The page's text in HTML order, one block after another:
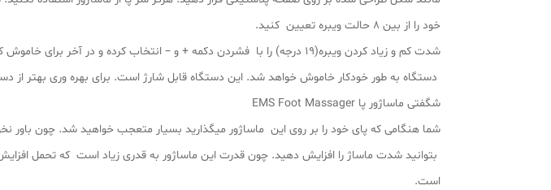
خود را از بین 8 حالت ویبره تعیین کنید.
دستگاه به طور خودکار خاموش خواهد شد. این دستگاه قابل شارژ است. برای بهره وری بهتر از دستگاه حتما این
شگفتی ماساژور پا EMS Foot Massager
بتوانید شدت ماساژ را افزایش دهید. چون قدرت این ماساژور به قدری زیاد است که تحمل
است.